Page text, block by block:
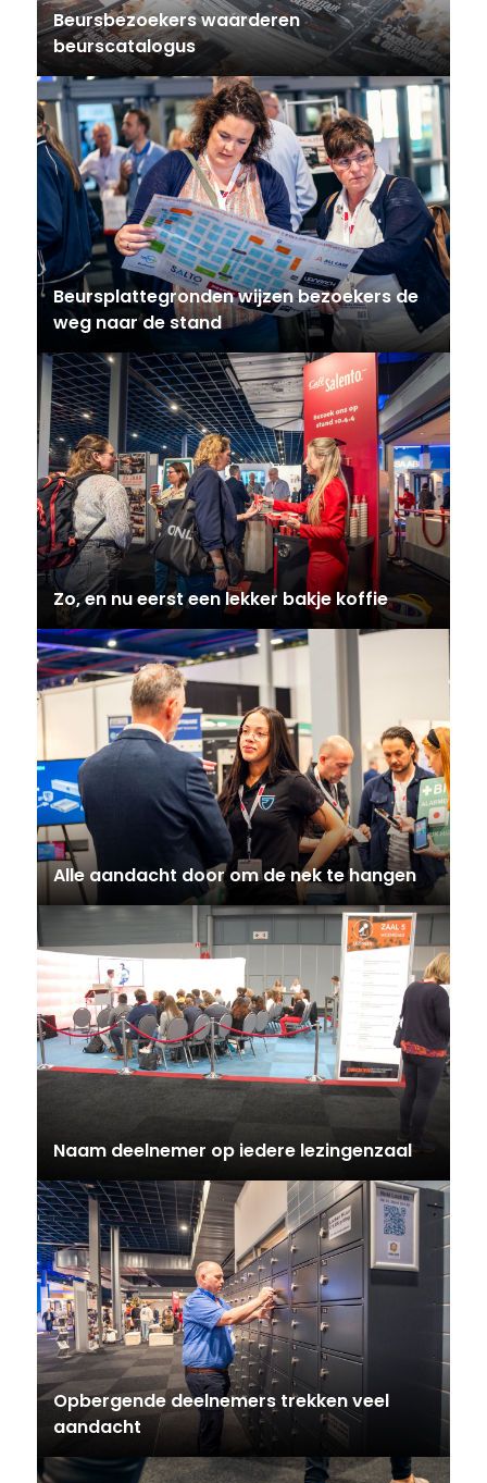
Beursbezoekers waarderen
beurscatalogus
Beursplattegronden wijzen bezoekers de
weg naar de stand
Zo, en nu eerst een lekker bakje koffie
Alle aandacht door om de nek te hangen
Naam deelnemer op iedere lezingenzaal
Opbergende deelnemers trekken veel
aandacht